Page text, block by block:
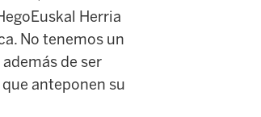
Herria
No tenemos un
de ser
anteponen su